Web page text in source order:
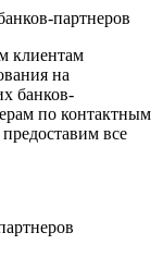
партнеров
клиентам
на
банков-
по контактным
все